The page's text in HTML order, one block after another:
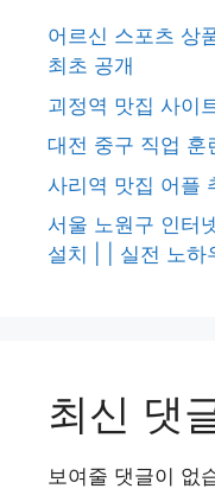
어르신 스포츠 상
최초 공개
괴정역 맛집 사이
대전 중구 직업
사리역 맛집 어플
서울 노원구 인터
설치 | | 실전 노하
최신 댓
보여줄 댓글이 없